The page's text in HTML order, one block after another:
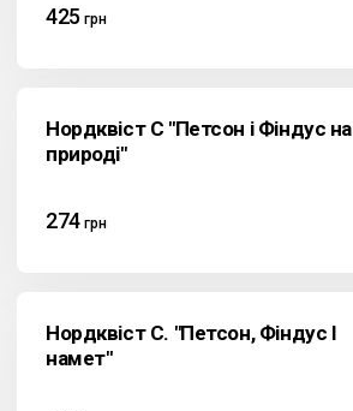
425 грн
Нордквіст С "Петсон і Фіндус на
природі"
274 грн
Нордквiст С. "Петсон, Фiндус I
намет"